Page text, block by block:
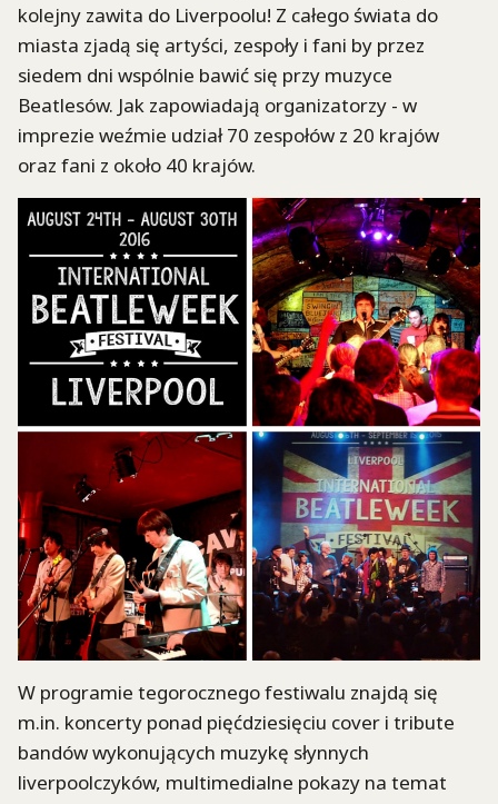
kolejny zawita do Liverpoolu! Z całego świata do
miasta zjadą się artyści, zespoły i fani by przez
siedem dni wspólnie bawić się przy muzyce
Beatlesów. Jak zapowiadają organizatorzy - w
imprezie weźmie udział 70 zespołów z 20 krajów
oraz fani z około 40 krajów.
W programie tegorocznego festiwalu znajdą się
m.in. koncerty ponad pięćdziesięciu cover i tribute
bandów wykonujących muzykę słynnych
liverpoolczyków, multimedialne pokazy na temat